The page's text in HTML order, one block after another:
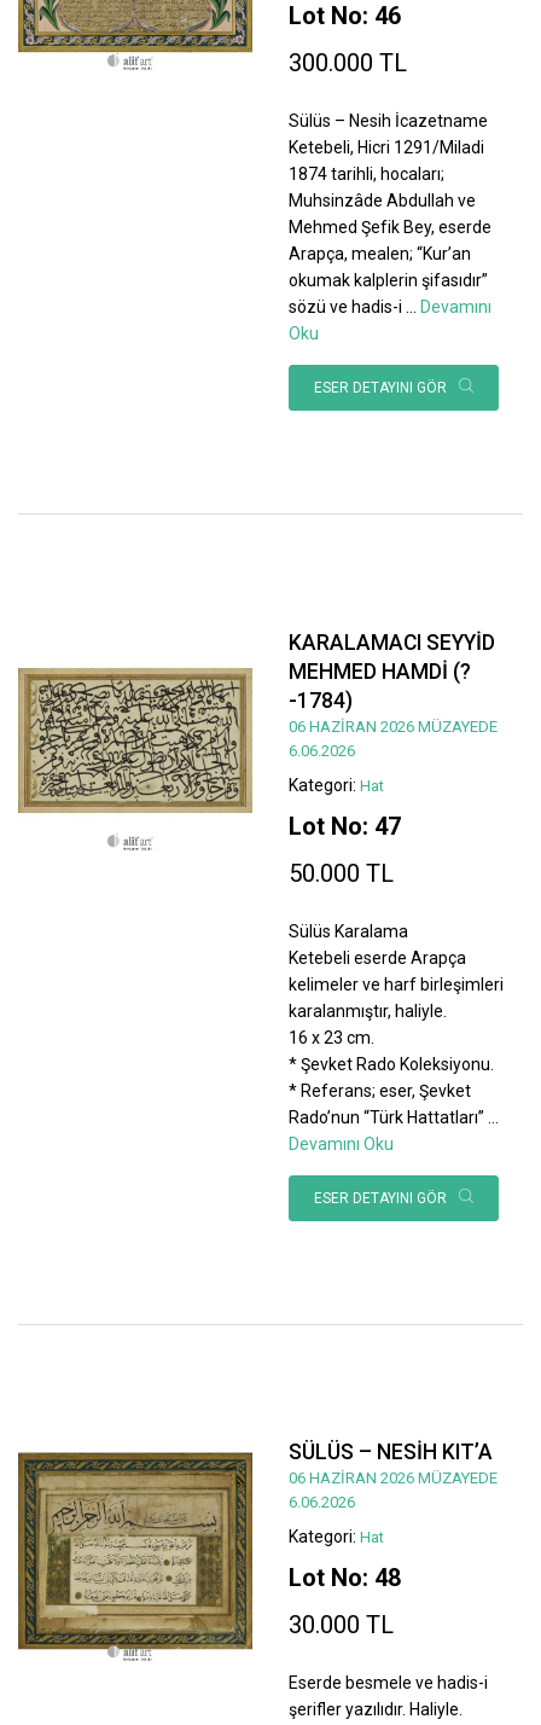
Lot No: 46
300.000 TL
Sülüs – Nesih İcazetname
Ketebeli, Hicri 1291/Miladi
1874 tarihli, hocaları;
Muhsinzâde Abdullah ve
Mehmed Şefik Bey, eserde
Arapça, mealen; “Kur’an
okumak kalplerin şifasıdır”
sözü ve hadis-i ... Devamını
Oku
ESER DETAYINI GÖR
KARALAMACI SEYYİD
MEHMED HAMDİ (?
-1784)
06 HAZİRAN 2026 MÜZAYEDE
6.06.2026
Kategori: Hat
Lot No: 47
50.000 TL
Sülüs Karalama
Ketebeli eserde Arapça
kelimeler ve harf birleşimleri
karalanmıştır, haliyle.
16 x 23 cm.
* Şevket Rado Koleksiyonu.
* Referans; eser, Şevket
Rado’nun “Türk Hattatları”
Devamını Oku
ESER DETAYINI GÖR
SÜLÜS – NESİH KIT’A
06 HAZİRAN 2026 MÜZAYEDE
6.06.2026
Kategori: Hat
Lot No: 48
30.000 TL
Eserde besmele ve hadis-i
şerifler yazılıdır. Haliyle.